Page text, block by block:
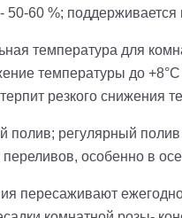
50-60 %;
температура для
температуры до
резкого снижения
полив; регулярный
переливов, особенно в
пересаживают